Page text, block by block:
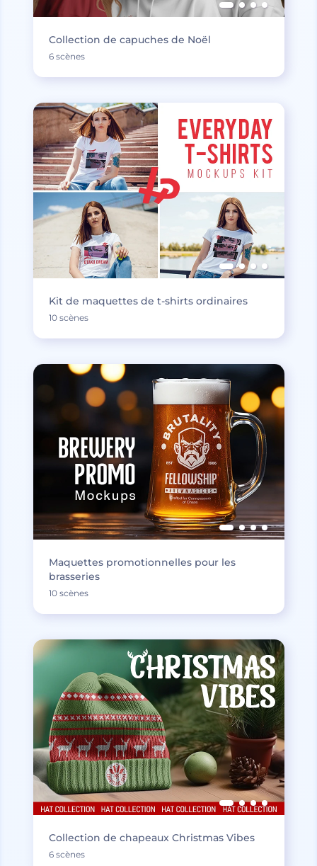
Collection de capuches de Noël
6 scènes
Kit de maquettes de t-shirts ordinaires
10 scènes
Maquettes promotionnelles pour les
brasseries
10 scènes
Collection de chapeaux Christmas Vibes
6 scènes